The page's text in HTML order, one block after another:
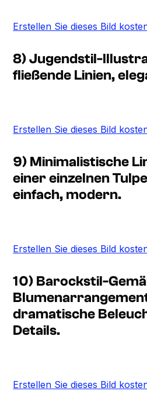
Erstellen Sie dieses Bild
8) Jugendstil-
fließende Linien,
Erstellen Sie dieses Bild
9) Minimalistische
einer einzelnen
einfach, modern.
Erstellen Sie dieses Bild
10) Barockstil-
dramatische
Details.
Erstellen Sie dieses Bild